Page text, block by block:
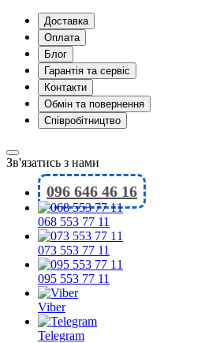
Доставка
Оплата
Блог
Гарантія та сервіс
Контакти
Обмін та повернення
Співробітництво
Зв'язатись з нами
096 646 46 16
068 553 77 11
073 553 77 11
095 553 77 11
Viber
Telegram